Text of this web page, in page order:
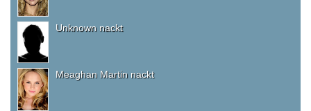
Unknown nackt
Meaghan Martin nackt